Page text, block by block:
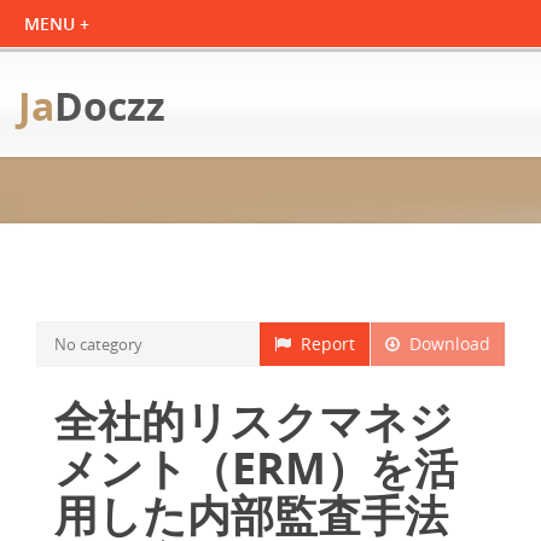
JaDoczz
Download
Report
No category
全社的リスクマネジ
メント（ERM）を活
用した内部監査手法